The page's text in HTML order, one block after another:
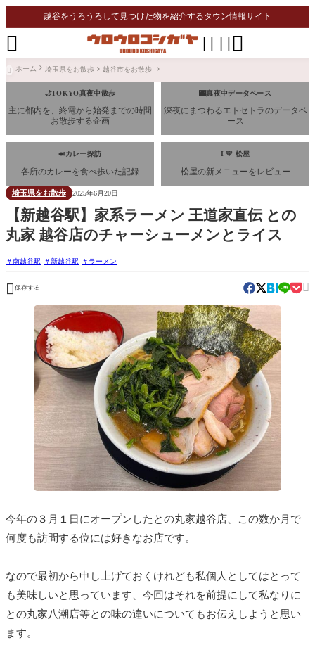
越谷をうろうろして見つけた物を紹介するタウン情報サイト
 

 ホーム 埼玉県をお散歩 越谷市をお散歩
🌙TOKYO真夜中散歩
主に都内を、終電から始発までの時間
お散歩する企画
🌃真夜中データベース
深夜にまつわるエトセトラのデータベ
ース
🍛カレー探訪
各所のカレーを食べ歩いた記録
I 💛 松屋
松屋の新メニューをレビュー
埼玉県をお散歩 2025年6月20日
【新越谷駅】家系ラーメン 王道家直伝 との
丸家 越谷店のチャーシューメンとライス
南越谷駅 新越谷駅 ラーメン
 保存する 
今年の３月１日にオープンしたとの丸家越谷店、この数か月で
何度も訪問する位には好きなお店です。
なので最初から申し上げておくけれども私個人としてはとって
も美味しいと思っています、今回はそれを前提にして私なりに
との丸家八潮店等との味の違いについてもお伝えしようと思い
ます。